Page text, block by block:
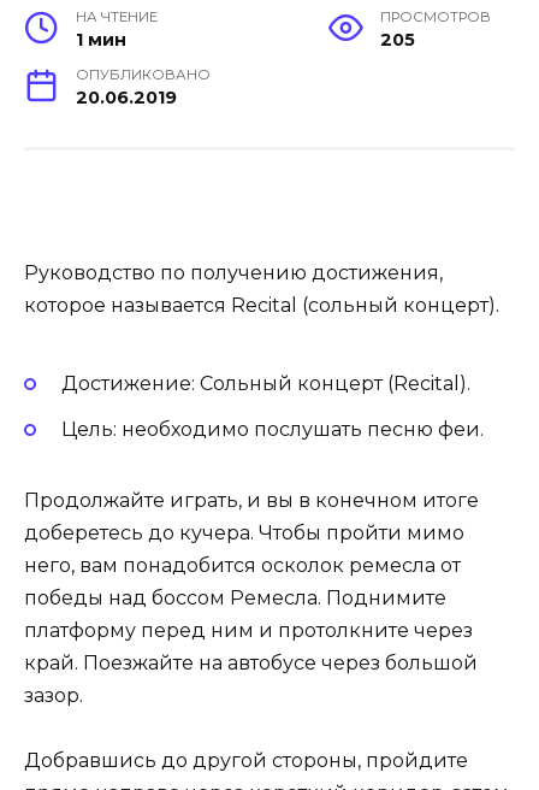
НА ЧТЕНИЕ
1 мин
ПРОСМОТРОВ
205
ОПУБЛИКОВАНО
20.06.2019
Руководство по получению достижения,
которое называется Recital (сольный концерт).
Достижение: Сольный концерт (Recital).
Цель: необходимо послушать песню феи.
Продолжайте играть, и вы в конечном итоге
доберетесь до кучера. Чтобы пройти мимо
него, вам понадобится осколок ремесла от
победы над боссом Ремесла. Поднимите
платформу перед ним и протолкните через
край. Поезжайте на автобусе через большой
зазор.
Добравшись до другой стороны, пройдите